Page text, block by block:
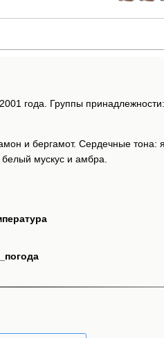
года. Группы принадлежности:
и бергамот. Сердечные тона:
мускус и амбра.